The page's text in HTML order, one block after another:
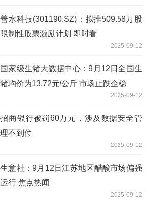
善水科技(301190.SZ)：拟推509.58万股
限制性股票激励计划 即时看
2025-09-12
国家级生猪大数据中心：9月12日全国生
猪均价为13.72元/公斤 市场止跌企稳
2025-09-12
招商银行被罚60万元，涉及数据安全管
理不到位
2025-09-12
生意社：9月12日江苏地区醋酸市场偏强
运行 焦点热闻
2025-09-12